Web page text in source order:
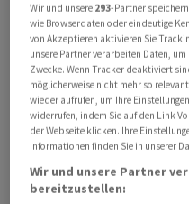
Heraeus wird den
ausländische
japanischen Start-up
den Angaben zufolge auf
Edelmetallen, die
Unternehmensbereiche
Wir und unsere 293-Partner
wie Browserdaten oder eindeutige
von Akzeptieren aktivieren Sie
unsere Partner verarbeiten Daten,
Zwecke. Wenn Tracker deaktiviert
möglicherweise nicht mehr so
wieder aufrufen, um Ihre
widerrufen, indem Sie auf den Link
der Webseite klicken. Ihre
Informationen finden Sie in unserer
Wir und unsere Partner
bereitzustellen: